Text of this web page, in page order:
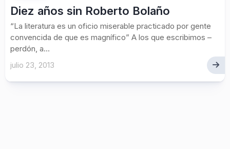
Diez años sin Roberto Bolaño
“La literatura es un oficio miserable practicado por gente
convencida de que es magnífico” A los que escribimos –
perdón, a...
julio 23, 2013